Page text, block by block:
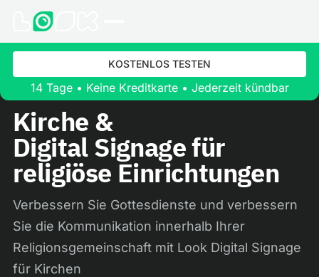
KOSTENLOS TESTEN
14 Tage • Keine Kreditkarte • Jederzeit kündbar
Kirche &
Digital Signage für
religiöse Einrichtungen
Verbessern Sie Gottesdienste und verbessern
Sie die Kommunikation innerhalb Ihrer
Religionsgemeinschaft mit Look Digital Signage
für Kirchen